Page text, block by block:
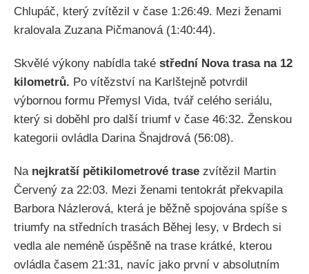
Chlupáč, který zvítězil v čase 1:26:49. Mezi ženami
kralovala Zuzana Pičmanová (1:40:44).
Skvělé výkony nabídla také střední Nova trasa na 12
kilometrů. Po vítězství na Karlštejně potvrdil
výbornou formu Přemysl Vida, tvář celého seriálu,
který si doběhl pro další triumf v čase 46:32. Ženskou
kategorii ovládla Darina Šnajdrová (56:08).
Na nejkratší pětikilometrové trase zvítězil Martin
Červený za 22:03. Mezi ženami tentokrát překvapila
Barbora Názlerová, která je běžně spojována spíše s
triumfy na středních trasách Běhej lesy, v Brdech si
vedla ale neméně úspěšně na trase krátké, kterou
ovládla časem 21:31, navíc jako první v absolutním